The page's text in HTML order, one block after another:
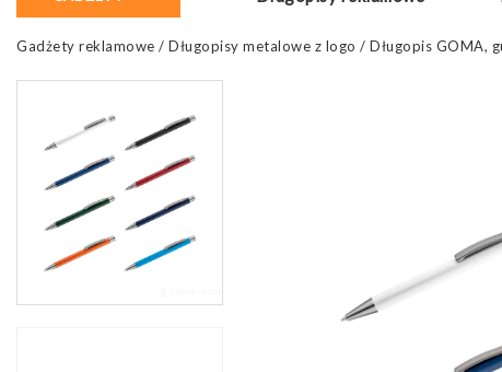
Gadżety reklamowe / Długopisy metalowe z logo / Długopis GOMA,